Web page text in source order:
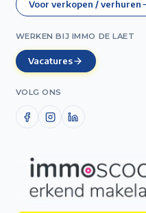
Voor verkopen / verhuren
WERKEN BIJ IMMO DE LAET
Vacatures
VOLG ONS